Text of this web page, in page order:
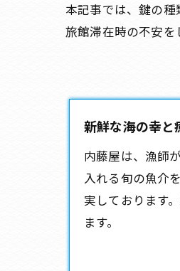
本記事では、鍵の
旅館滞在時の不安を
新鮮な海の幸と
内藤屋は、漁師
入れる旬の魚介
実しております
ます。